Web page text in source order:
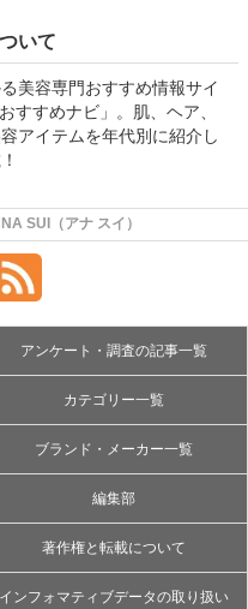
いて
美容専門おすすめ情報サイ
すすめナビ」。肌、ヘア、
アイテムを年代別に紹介し
SUI（アナ スイ）
アンケート・調査の記事一覧
カテゴリー一覧
ブランド・メーカー一覧
編集部
著作権と転載について
インフォマティブデータの取り扱い